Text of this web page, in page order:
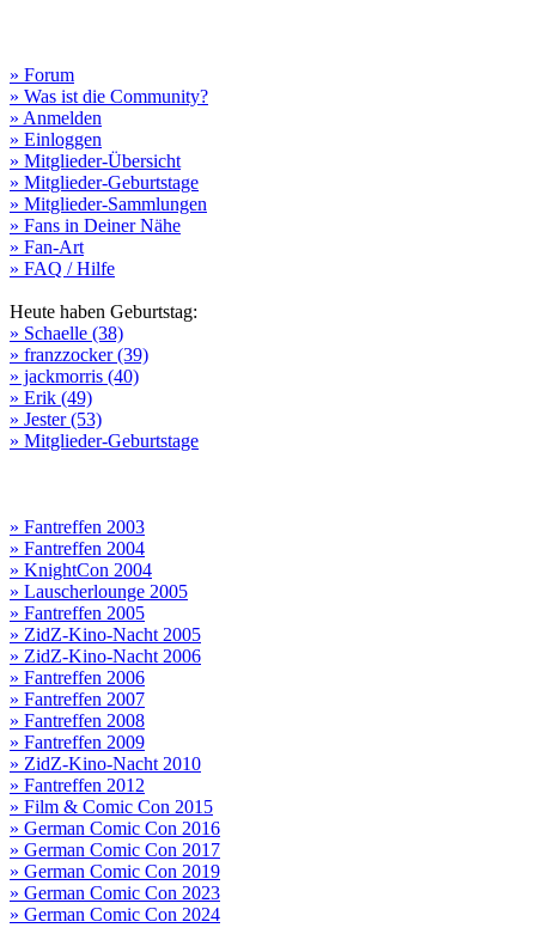
» Forum
» Was ist die Community?
» Anmelden
» Einloggen
» Mitglieder-Übersicht
» Mitglieder-Geburtstage
» Mitglieder-Sammlungen
» Fans in Deiner Nähe
» Fan-Art
» FAQ / Hilfe
Heute haben Geburtstag:
» Schaelle (38)
» franzzocker (39)
» jackmorris (40)
» Erik (49)
» Jester (53)
» Mitglieder-Geburtstage
» Fantreffen 2003
» Fantreffen 2004
» KnightCon 2004
» Lauscherlounge 2005
» Fantreffen 2005
» ZidZ-Kino-Nacht 2005
» ZidZ-Kino-Nacht 2006
» Fantreffen 2006
» Fantreffen 2007
» Fantreffen 2008
» Fantreffen 2009
» ZidZ-Kino-Nacht 2010
» Fantreffen 2012
» Film & Comic Con 2015
» German Comic Con 2016
» German Comic Con 2017
» German Comic Con 2019
» German Comic Con 2023
» German Comic Con 2024